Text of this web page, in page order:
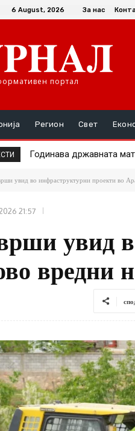
6 August, 2026 За нас
портал
Регион Свет
Годинава државната
Во тек е исплатата на
увид во инфраструктурни проекти во
21:57
увид
вредни